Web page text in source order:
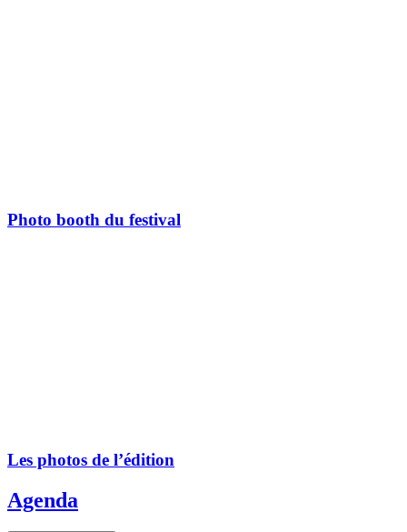
Photo booth du festival
Les photos de l’édition
Agenda